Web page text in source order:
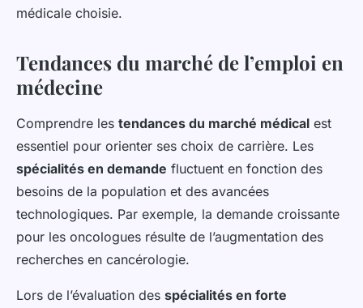
médicale choisie.
Tendances du marché de l’emploi en
médecine
Comprendre les tendances du marché médical est
essentiel pour orienter ses choix de carrière. Les
spécialités en demande fluctuent en fonction des
besoins de la population et des avancées
technologiques. Par exemple, la demande croissante
pour les oncologues résulte de l’augmentation des
recherches en cancérologie.
Lors de l’évaluation des spécialités en forte